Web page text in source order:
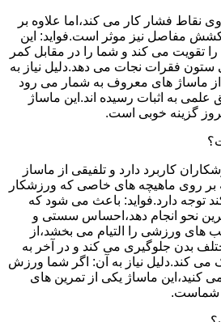
نقاط فشار کار می کند،اما علاوه بر
مفاصل نیز موثر است.فواید: این
تقویت می کند و شما را در مقابل کمر
فقرات نجات می دهد.دلیل نیاز به
از ماساژ های معروف به شمار می رود
علمی به اثبات رسیده اند.این ماساژ
گزینه خوبی است.
کاربرد دارد و تلفیقی از ماساز
روی ماهیچه های خاصی که ورزشکار
توجه دارد.فواید: باعث می شود که
نحو انجام دهد،احساس سستی و
های ورزشی را التیام می بخشد،از
بدن جلوگیری می کند و در آخر به
می کند.دلیل نیاز به آن: اگر شما ورزش
کنید،این ماساژ یکی از تمرین های
شماست.